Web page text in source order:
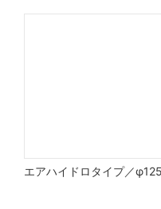
エアハイドロタイプ／